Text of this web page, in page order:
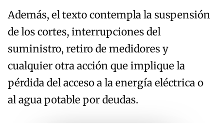
Además, el texto contempla la suspensión
de los cortes, interrupciones del
suministro, retiro de medidores y
cualquier otra acción que implique la
pérdida del acceso a la energía eléctrica o
al agua potable por deudas.